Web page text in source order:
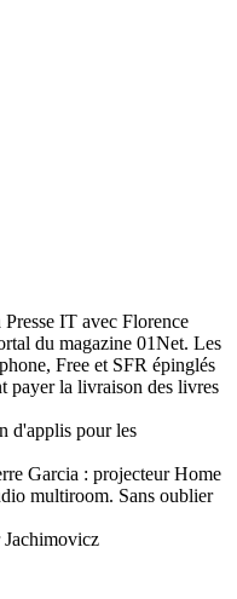
IT avec Florence
du magazine 01Net. Les
Free et SFR épinglés
la livraison des livres
d'applis pour les
Garcia : projecteur Home
multiroom. Sans oublier